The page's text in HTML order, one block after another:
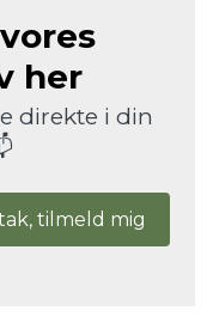
her
direkte i din
tilmeld mig